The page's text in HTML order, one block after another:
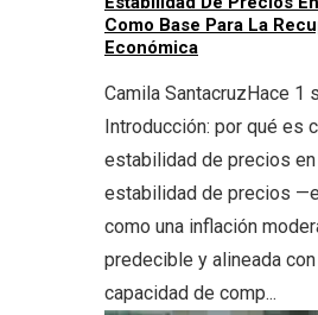
Como Base Para La
Económica
Camila SantacruzHace 1
Introducción: por qué es
estabilidad de precios
estabilidad de precios
como una inflación
predecible y alineada
capacidad de comp...